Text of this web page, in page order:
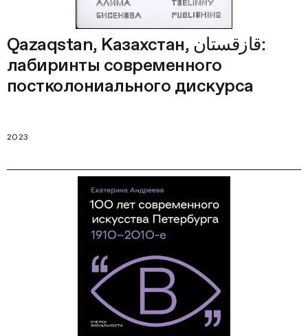
Qazaqstan, Казахстан, قازقستان:
лабиринты современного
постколониального дискурса
2023